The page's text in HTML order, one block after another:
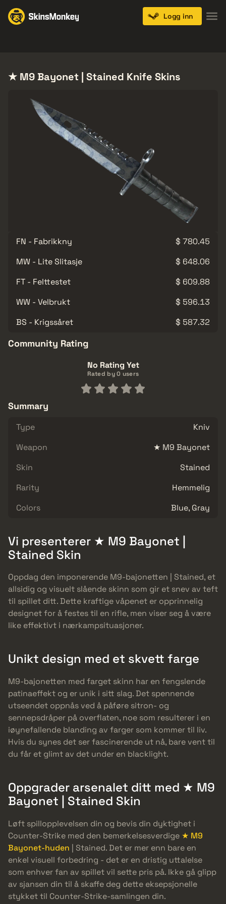
Logg inn
★ M9 Bayonet | Stained Knife Skins
FN - Fabrikkny
$ 780.45
MW - Lite Slitasje
$ 648.06
FT - Felttestet
$ 609.88
WW - Velbrukt
$ 596.13
BS - Krigssåret
$ 587.32
Community Rating
No Rating Yet
Rated by 0 users
Summary
Type
Kniv
Weapon
★ M9 Bayonet
Skin
Stained
Rarity
Hemmelig
Colors
Blue, Gray
Vi presenterer ★ M9 Bayonet |
Stained Skin
Oppdag den imponerende M9-bajonetten | Stained, et
allsidig og visuelt slående skinn som gir et snev av teft
til spillet ditt. Dette kraftige våpenet er opprinnelig
designet for å festes til en rifle, men viser seg å være
like effektivt i nærkampsituasjoner.
Unikt design med et skvett farge
M9-bajonetten med farget skinn har en fengslende
patinaeffekt og er unik i sitt slag. Det spennende
utseendet oppnås ved å påføre sitron- og
sennepsdråper på overflaten, noe som resulterer i en
iøynefallende blanding av farger som kommer til liv.
Hvis du synes det ser fascinerende ut nå, bare vent til
du får et glimt av det under en blacklight.
Oppgrader arsenalet ditt med ★ M9
Bayonet | Stained Skin
Løft spillopplevelsen din og bevis din dyktighet i
Counter-Strike med den bemerkelsesverdige ★ M9
Bayonet-huden | Stained. Det er mer enn bare en
enkel visuell forbedring - det er en dristig uttalelse
som enhver fan av spillet vil sette pris på. Ikke gå glipp
av sjansen din til å skaffe deg dette eksepsjonelle
stykket til Counter-Strike-samlingen din.